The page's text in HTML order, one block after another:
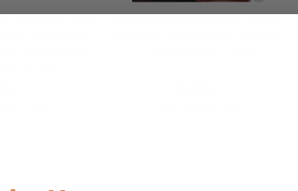
mindestens
Amouage Guidance 46 For